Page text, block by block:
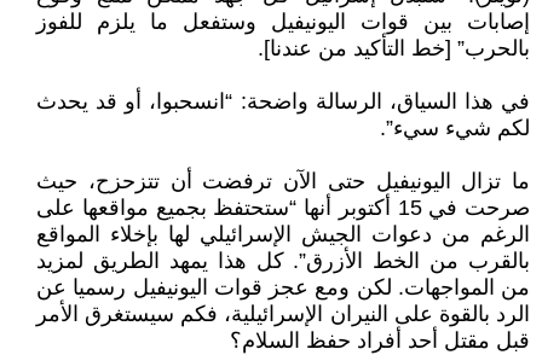
إصابات بين قوات اليونيفيل وستفعل ما يلزم للفوز
بالحرب” [خط التأكيد من عندنا].
في هذا السياق، الرسالة واضحة: “انسحبوا، أو قد يحدث
لكم شيء سيء”.
ما تزال اليونيفيل حتى الآن ترفضت أن تتزحزح، حيث
صرحت في 15 أكتوبر أنها “ستحتفظ بجميع مواقعها على
الرغم من دعوات الجيش الإسرائيلي لها بإخلاء المواقع
بالقرب من الخط الأزرق”. كل هذا يمهد الطريق لمزيد
من المواجهات. لكن ومع عجز قوات اليونيفيل رسميا عن
الرد بالقوة على النيران الإسرائيلية، فكم سيستغرق الأمر
قبل مقتل أحد أفراد حفظ السلام؟